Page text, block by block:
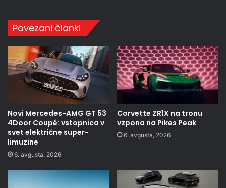
Povezani članki
Novi Mercedes-AMG GT 53
4Door Coupé: vstopnica v
svet električne super-
limuzine
6. avgusta, 2026
Corvette ZR1X na tronu
vzpona na Pikes Peak
6. avgusta, 2026